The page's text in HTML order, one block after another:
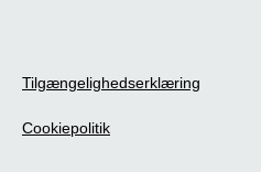
Tilgængelighedserklæring
Cookiepolitik